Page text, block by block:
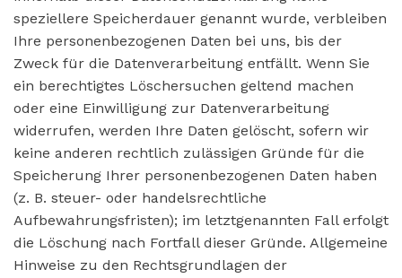
speziellere Speicherdauer genannt wurde, verbleiben
Ihre personenbezogenen Daten bei uns, bis der
Zweck für die Datenverarbeitung entfällt. Wenn Sie
ein berechtigtes Löschersuchen geltend machen
oder eine Einwilligung zur Datenverarbeitung
widerrufen, werden Ihre Daten gelöscht, sofern wir
keine anderen rechtlich zulässigen Gründe für die
Speicherung Ihrer personenbezogenen Daten haben
(z. B. steuer- oder handelsrechtliche
Aufbewahrungsfristen); im letztgenannten Fall erfolgt
die Löschung nach Fortfall dieser Gründe. Allgemeine
Hinweise zu den Rechtsgrundlagen der